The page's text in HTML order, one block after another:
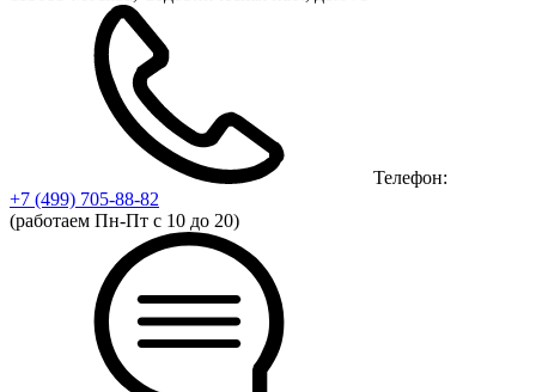
Телефон:
+7 (499) 705-88-82
(работаем Пн-Пт с 10 до 20)